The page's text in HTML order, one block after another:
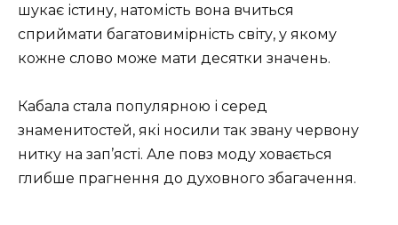
шукає істину, натомість вона вчиться
сприймати багатовимірність світу, у якому
кожне слово може мати десятки значень.
Кабала стала популярною і серед
знаменитостей, які носили так звану червону
нитку на зап’ясті. Але повз моду ховається
глибше прагнення до духовного збагачення.